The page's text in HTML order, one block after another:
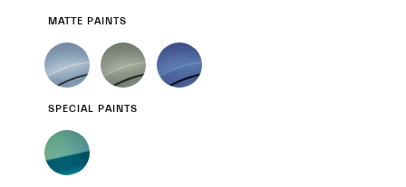
MATTE PAINTS
SPECIAL PAINTS